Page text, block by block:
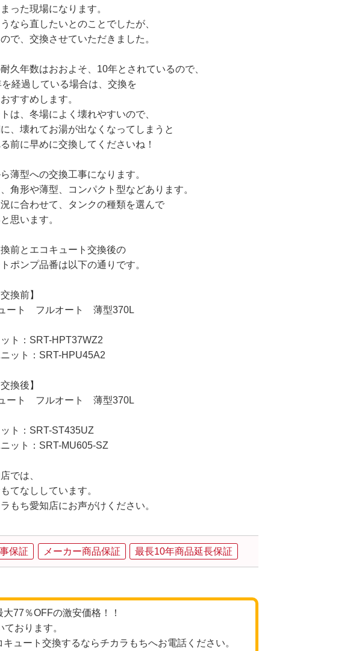
った現場になります。
なら直したいとのことでしたが、
で、交換させていただきました。
久年数はおおよそ、10年とされているので、
経過している場合は、交換を
すすめします。
は、冬場によく壊れやすいので、
、壊れてお湯が出なくなってしまうと
前に早めに交換してくださいね！
薄型への交換工事になります。
角形や薄型、コンパクト型などあります。
に合わせて、タンクの種類を選んで
思います。
前とエコキュート交換後の
ポンプ品番は以下の通りです。
換前】
ート フルオート 薄型370L
ト：SRT-HPT37WZ2
ット：SRT-HPU45A2
換後】
ート フルオート 薄型370L
ト：SRT-ST435UZ
ット：SRT-MU605-SZ
では、
てなししています。
もち愛知店にお声がけください。
保証 メーカー商品保証 最長10年商品延長保証
77％OFFの激安価格！！
おります。
ュート交換するならチカラもちへお電話ください。